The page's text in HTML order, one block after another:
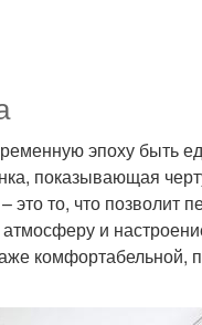
эпоху быть
показывающая
то, что позволит
и
комфортабельной,